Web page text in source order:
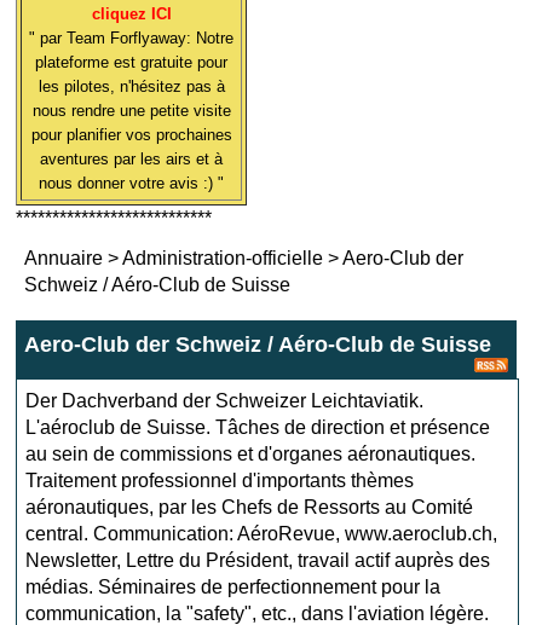
cliquez ICI
" par Team Forflyaway: Notre
plateforme est gratuite pour
les pilotes, n'hésitez pas à
nous rendre une petite visite
pour planifier vos prochaines
aventures par les airs et à
nous donner votre avis :) "
***************************
Annuaire >Administration-officielle >Aero-Club der
Schweiz / Aéro-Club de Suisse
Aero-Club der Schweiz / Aéro-Club de Suisse
Der Dachverband der Schweizer Leichtaviatik.
L'aéroclub de Suisse. Tâches de direction et présence
au sein de commissions et d'organes aéronautiques.
Traitement professionnel d'importants thèmes
aéronautiques, par les Chefs de Ressorts au Comité
central. Communication: AéroRevue, www.aeroclub.ch,
Newsletter, Lettre du Président, travail actif auprès des
médias. Séminaires de perfectionnement pour la
communication, la "safety", etc., dans l'aviation légère.